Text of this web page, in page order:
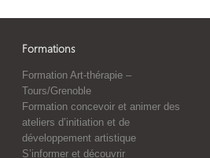
Formations
Formation Art-thérapie –
Tours/Grenoble
Formation concevoir et animer des
ateliers d’initiation et de
développement artistique
S’informer et découvrir